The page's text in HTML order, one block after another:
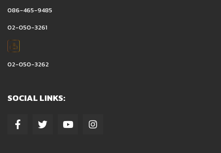
086-465-9485
02-050-3261
02-050-3262
SOCIAL LINKS: